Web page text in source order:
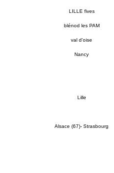
LILLE fives
blénod les PAM
val d'oise
Nancy
Lille
Alsace (67)- Strasbourg